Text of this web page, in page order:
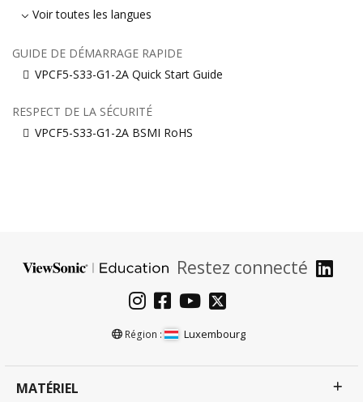
Voir toutes les langues
GUIDE DE DÉMARRAGE RAPIDE
VPCF5-S33-G1-2A Quick Start Guide
RESPECT DE LA SÉCURITÉ
VPCF5-S33-G1-2A BSMI RoHS
Restez connecté
Région : Luxembourg
MATÉRIEL